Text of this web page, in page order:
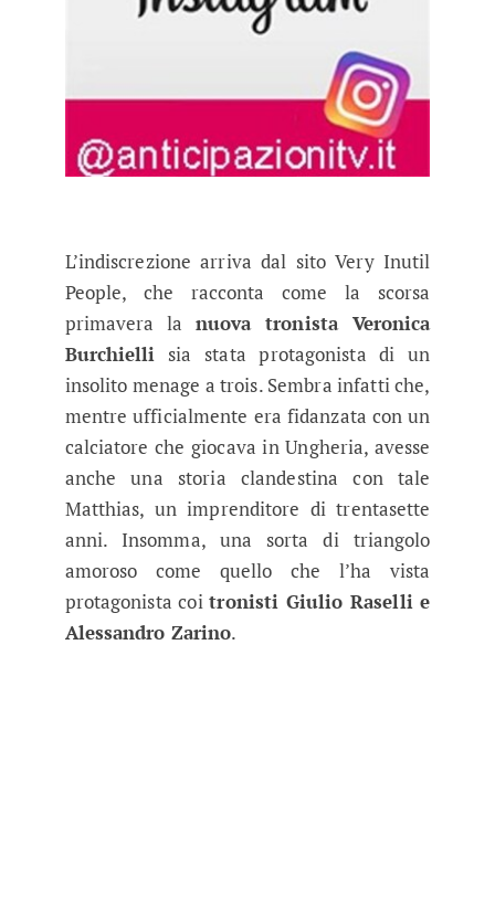
L’indiscrezione arriva dal sito Very Inutil
People, che racconta come la scorsa
primavera la nuova tronista Veronica
Burchielli sia stata protagonista di un
insolito menage a trois. Sembra infatti che,
mentre ufficialmente era fidanzata con un
calciatore che giocava in Ungheria, avesse
anche una storia clandestina con tale
Matthias, un imprenditore di trentasette
anni. Insomma, una sorta di triangolo
amoroso come quello che l’ha vista
protagonista coitronisti Giulio Raselli e
Alessandro Zarino.